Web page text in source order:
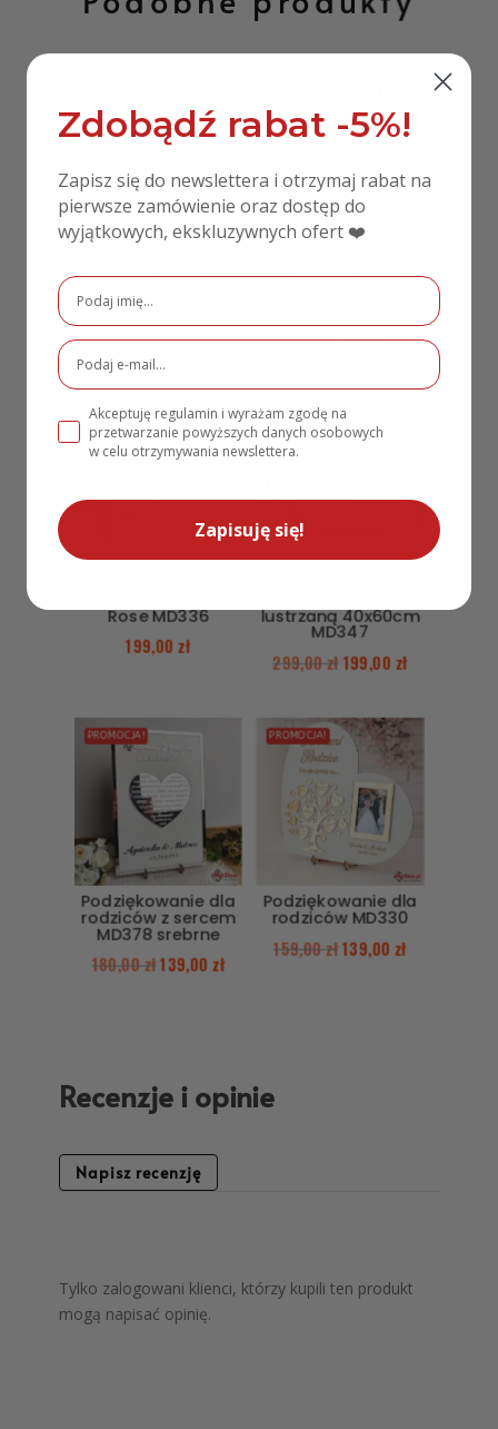
Akrylowe
Rodziców MD327
250,00
Podziękowanie dla
Lustrzane Złote
149,00zł99,00zł
Rose MD336
199,00zł
PROMOCJA!
lustrzaną 40x60cm
MD347
299,00zł 199,00 zł
PROMOCJA!
Podziękowanie dla
rodziców z sercem
MD378 srebrne
180,00 zł139,00 zł
PROMOCJA!
Podziękowanie dla
rodziców MD330
159,00zł139,00 zł
Recenzje i opinie
Napisz recenzję
Tylko zalogowani klienci, którzy kupili ten produkt
mogą napisać opinię.
Zdobądź rabat -5%!
Zapisz się do newslettera i otrzymaj rabat na
pierwsze zamówienie oraz dostęp do
wyjątkowych, ekskluzywnych ofert ❤️
Akceptuję regulamin i wyrażam zgodę na
przetwarzanie powyższych danych osobowych
w celu otrzymywania newslettera.
Zapisuję się!